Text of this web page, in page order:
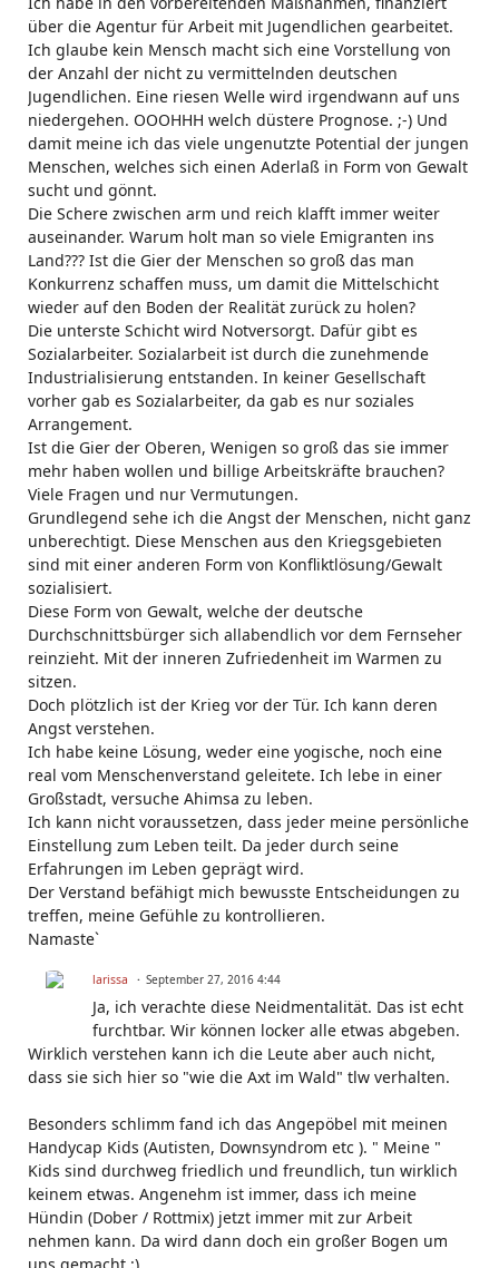
über die Agentur für Arbeit mit Jugendlichen gearbeitet.
Ich glaube kein Mensch macht sich eine Vorstellung von
der Anzahl der nicht zu vermittelnden deutschen
Jugendlichen. Eine riesen Welle wird irgendwann auf uns
niedergehen. OOOHHH welch düstere Prognose. ;-) Und
damit meine ich das viele ungenutzte Potential der jungen
Menschen, welches sich einen Aderlaß in Form von Gewalt
sucht und gönnt.
Die Schere zwischen arm und reich klafft immer weiter
auseinander. Warum holt man so viele Emigranten ins
Land??? Ist die Gier der Menschen so groß das man
Konkurrenz schaffen muss, um damit die Mittelschicht
wieder auf den Boden der Realität zurück zu holen?
Die unterste Schicht wird Notversorgt. Dafür gibt es
Sozialarbeiter. Sozialarbeit ist durch die zunehmende
Industrialisierung entstanden. In keiner Gesellschaft
vorher gab es Sozialarbeiter, da gab es nur soziales
Arrangement.
Ist die Gier der Oberen, Wenigen so groß das sie immer
mehr haben wollen und billige Arbeitskräfte brauchen?
Viele Fragen und nur Vermutungen.
Grundlegend sehe ich die Angst der Menschen, nicht ganz
unberechtigt. Diese Menschen aus den Kriegsgebieten
sind mit einer anderen Form von Konfliktlösung/Gewalt
sozialisiert.
Diese Form von Gewalt, welche der deutsche
Durchschnittsbürger sich allabendlich vor dem Fernseher
reinzieht. Mit der inneren Zufriedenheit im Warmen zu
sitzen.
Doch plötzlich ist der Krieg vor der Tür. Ich kann deren
Angst verstehen.
Ich habe keine Lösung, weder eine yogische, noch eine
real vom Menschenverstand geleitete. Ich lebe in einer
Großstadt, versuche Ahimsa zu leben.
Ich kann nicht voraussetzen, dass jeder meine persönliche
Einstellung zum Leben teilt. Da jeder durch seine
Erfahrungen im Leben geprägt wird.
Der Verstand befähigt mich bewusste Entscheidungen zu
treffen, meine Gefühle zu kontrollieren.
Namaste`
larissa September 27, 2016 4:44
Ja, ich verachte diese Neidmentalität. Das ist echt
furchtbar. Wir können locker alle etwas abgeben.
Wirklich verstehen kann ich die Leute aber auch nicht,
dass sie sich hier so "wie die Axt im Wald" tlw verhalten.
Besonders schlimm fand ich das Angepöbel mit meinen
Handycap Kids (Autisten, Downsyndrom etc ). " Meine "
Kids sind durchweg friedlich und freundlich, tun wirklich
keinem etwas. Angenehm ist immer, dass ich meine
Hündin (Dober / Rottmix) jetzt immer mit zur Arbeit
nehmen kann. Da wird dann doch ein großer Bogen um
uns gemacht :)